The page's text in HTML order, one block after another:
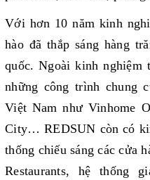
Với hơn 10 năm kinh
hào đã thắp sáng hàng
quốc. Ngoài kinh nghiệm
những công trình
Việt Nam như Vinhome
City… REDSUN còn có
thống chiếu sáng các cửa
Restaurants, hệ thống